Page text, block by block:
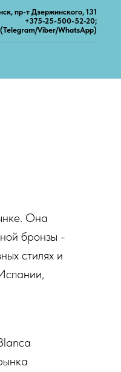
пр-т Дзержинского, 131
+375-25-500-52-20;
Viber/WhatsApp)
Она
бронзы -
стилях и